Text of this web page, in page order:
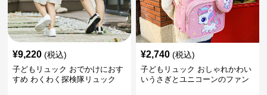
¥9,220 (税込)
子どもリュック おでかけにおす
すめ わくわく探検隊リュック
¥2,740 (税込)
子どもリュック おしゃれかわい
いうさぎとユニコーンのファン